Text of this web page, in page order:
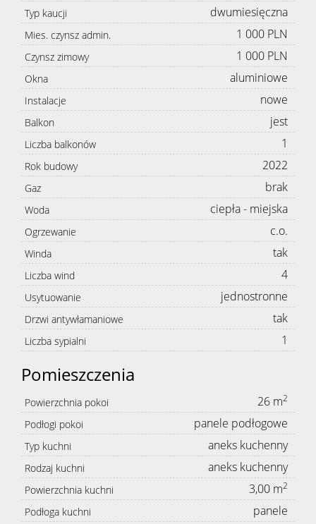
Typ kaucji dwumiesięczna
Mies. czynsz admin. 1 000 PLN
Czynsz zimowy 1 000 PLN
Okna aluminiowe
Instalacje nowe
Balkon jest
Liczba balkonów 1
Rok budowy 2022
Gaz brak
Woda ciepła - miejska
Ogrzewanie c.o.
Winda tak
Liczba wind 4
Usytuowanie jednostronne
Drzwi antywłamaniowe tak
Liczba sypialni 1
Pomieszczenia
Powierzchnia pokoi 26 m2
Podłogi pokoi panele podłogowe
Typ kuchni aneks kuchenny
Rodzaj kuchni aneks kuchenny
Powierzchnia kuchni 3,00 m2
Podłoga kuchni panele